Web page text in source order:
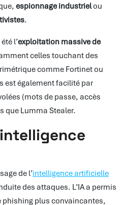
espionnage industrielou
.
l’exploitation massive de
celles touchant des
comme Fortinet ou
est également facilité par
(mots de passe, accès
que Lumma Stealer.
de l’intelligence artificielle
des attaques. L’IA a permis
phishing plus convaincantes,